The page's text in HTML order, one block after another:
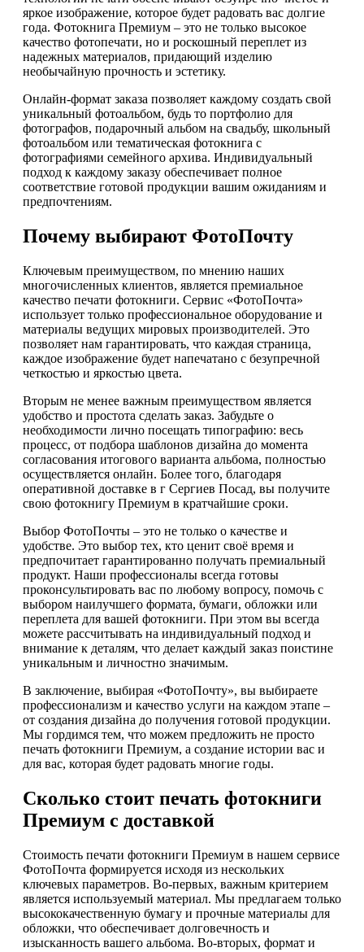
яркое изображение, которое будет радовать вас долгие
года. Фотокнига Премиум – это не только высокое
качество фотопечати, но и роскошный переплет из
надежных материалов, придающий изделию
необычайную прочность и эстетику.
Онлайн-формат заказа позволяет каждому создать свой
уникальный фотоальбом, будь то портфолио для
фотографов, подарочный альбом на свадьбу, школьный
фотоальбом или тематическая фотокнига с
фотографиями семейного архива. Индивидуальный
подход к каждому заказу обеспечивает полное
соответствие готовой продукции вашим ожиданиям и
предпочтениям.
Почему выбирают ФотоПочту
Ключевым преимуществом, по мнению наших
многочисленных клиентов, является премиальное
качество печати фотокниги. Сервис «ФотоПочта»
использует только профессиональное оборудование и
материалы ведущих мировых производителей. Это
позволяет нам гарантировать, что каждая страница,
каждое изображение будет напечатано с безупречной
четкостью и яркостью цвета.
Вторым не менее важным преимуществом является
удобство и простота сделать заказ. Забудьте о
необходимости лично посещать типографию: весь
процесс, от подбора шаблонов дизайна до момента
согласования итогового варианта альбома, полностью
осуществляется онлайн. Более того, благодаря
оперативной доставке в г Сергиев Посад, вы получите
свою фотокнигу Премиум в кратчайшие сроки.
Выбор ФотоПочты – это не только о качестве и
удобстве. Это выбор тех, кто ценит своё время и
предпочитает гарантированно получать премиальный
продукт. Наши профессионалы всегда готовы
проконсультировать вас по любому вопросу, помочь с
выбором наилучшего формата, бумаги, обложки или
переплета для вашей фотокниги. При этом вы всегда
можете рассчитывать на индивидуальный подход и
внимание к деталям, что делает каждый заказ поистине
уникальным и личностно значимым.
В заключение, выбирая «ФотоПочту», вы выбираете
профессионализм и качество услуги на каждом этапе –
от создания дизайна до получения готовой продукции.
Мы гордимся тем, что можем предложить не просто
печать фотокниги Премиум, а создание истории вас и
для вас, которая будет радовать многие годы.
Сколько стоит печать фотокниги
Премиум с доставкой
Стоимость печати фотокниги Премиум в нашем сервисе
ФотоПочта формируется исходя из нескольких
ключевых параметров. Во-первых, важным критерием
является используемый материал. Мы предлагаем только
высококачественную бумагу и прочные материалы для
обложки, что обеспечивает долговечность и
изысканность вашего альбома. Во-вторых, формат и